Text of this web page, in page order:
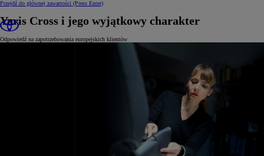
Przejdź do głównej zawartości (Press Enter)
Yaris Cross i jego wyjątkowy charakter
Odpowiedź na zapotrzebowania europejskich klientów